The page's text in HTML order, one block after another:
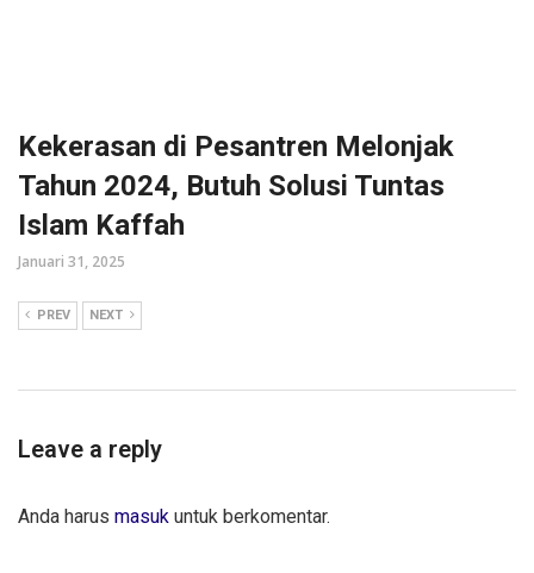
Kekerasan di Pesantren Melonjak
Tahun 2024, Butuh Solusi Tuntas
Islam Kaffah
Januari 31, 2025
PREV NEXT
Leave a reply
Anda harus masuk untuk berkomentar.